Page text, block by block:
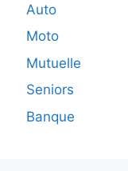
Auto
Moto
Mutuelle
Seniors
Banque